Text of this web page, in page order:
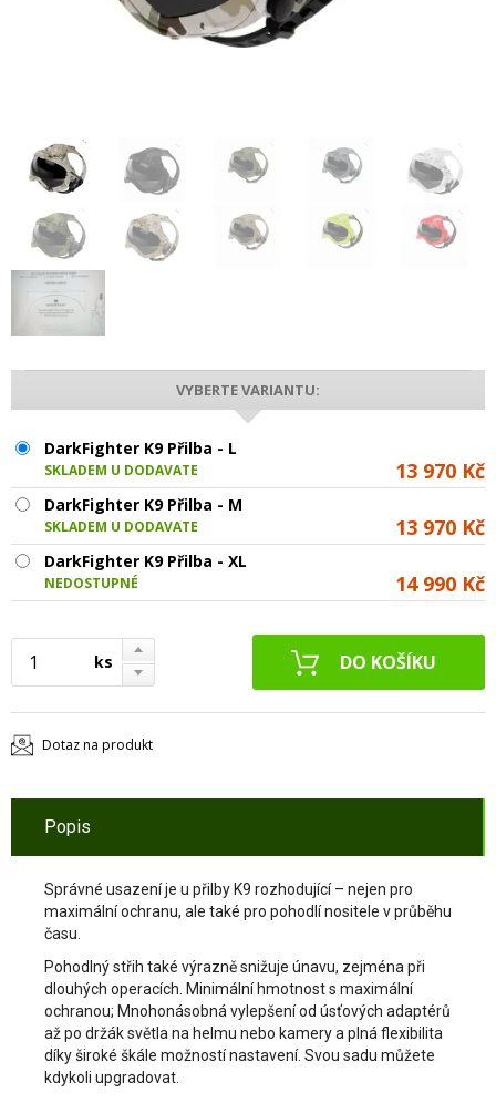
VYBERTE VARIANTU:
DarkFighter K9 Přilba - L
SKLADEM U DODAVATELE 13 970 Kč
DarkFighter K9 Přilba - M
SKLADEM U DODAVATELE 13 970 Kč
DarkFighter K9 Přilba - XL
NEDOSTUPNÉ 14 990 Kč
ks
Dotaz na produkt
Popis
Správné usazení je u přilby K9 rozhodující – nejen pro
maximální ochranu, ale také pro pohodlí nositele v průběhu
času.
Pohodlný střih také výrazně snižuje únavu, zejména při
dlouhých operacích. Minimální hmotnost s maximální
ochranou; Mnohonásobná vylepšení od úsťových adaptérů
až po držák světla na helmu nebo kamery a plná flexibilita
díky široké škále možností nastavení. Svou sadu můžete
kdykoli upgradovat.